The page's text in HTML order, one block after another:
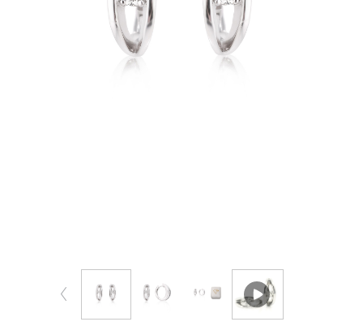
Бесплатная доставка
Покупка и оплата